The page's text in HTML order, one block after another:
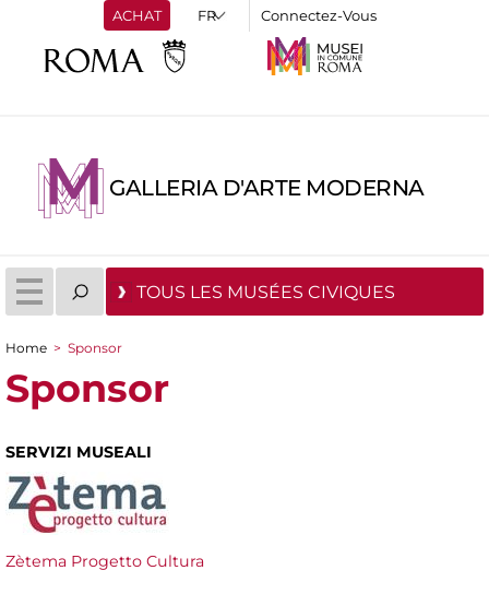
ACHAT Connectez-Vous
GALLERIA D'ARTE MODERNA
TOUS LES MUSÉES CIVIQUES
You are here
Home > Sponsor
Sponsor
SERVIZI MUSEALI
Zètema Progetto Cultura